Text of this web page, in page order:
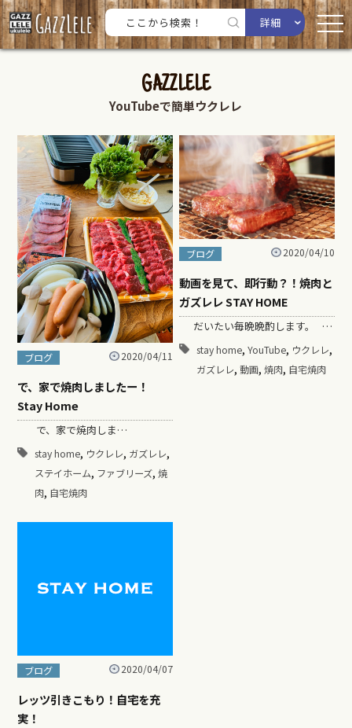
詳細
GAZZLELE
YouTubeで簡単ウクレレ
ブログ 2020/04/11
で、家で焼肉しましたー！
Stay Home
で、家で焼肉しま…
stay home, ウクレレ, ガズレレ,
ステイホーム, ファブリーズ, 焼
肉, 自宅焼肉
ブログ 2020/04/10
動画を見て、即行動？！焼肉と
ガズレレ STAY HOME
だいたい毎晩晩酌します。 …
stay home, YouTube, ウクレレ,
ガズレレ, 動画, 焼肉, 自宅焼肉
ブログ 2020/04/07
レッツ引きこもり！自宅を充
実！